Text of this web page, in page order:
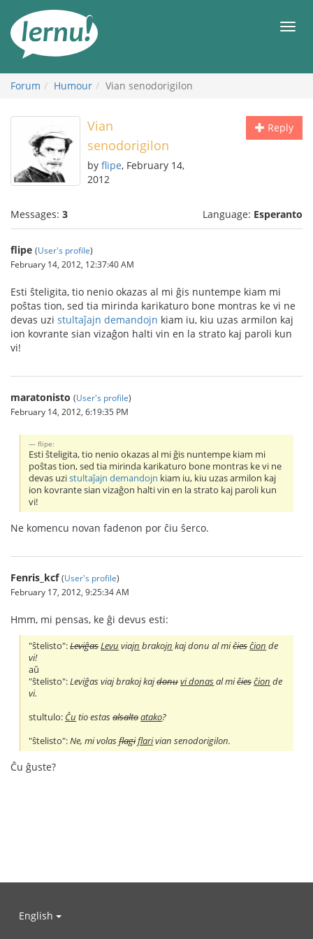
the
content
Forum Humour Vian senodorigilon
Reply
Vian
senodorigilon
by flipe, February 14,
2012
Messages: 3 Language: Esperanto
flipe (User's profile)
February 14, 2012, 12:37:40 AM
Esti ŝteligita, tio nenio okazas al mi ĝis nuntempe kiam mi
poŝtas tion, sed tia mirinda karikaturo bone montras ke vi ne
devas uzi stultaĵajn demandojn kiam iu, kiu uzas armilon kaj
ion kovrante sian vizaĝon halti vin en la strato kaj paroli kun
vi!
maratonisto (User's profile)
February 14, 2012, 6:19:35 PM
flipe:
Esti ŝteligita, tio nenio okazas al mi ĝis nuntempe kiam mi
poŝtas tion, sed tia mirinda karikaturo bone montras ke vi ne
devas uzistultaĵajn demandojn kiam iu, kiu uzas armilon kaj
ion kovrante sian vizaĝon halti vin en la strato kaj paroli kun
vi!
Ne komencu novan fadenon por ĉiu ŝerco.
Fenris_kcf (User's profile)
February 17, 2012, 9:25:34 AM
Hmm, mi pensas, ke ĝi devus esti:
"ŝtelisto":LeviĝasLevu viajn brakojn kaj donu al miĉiesĉion de
vi!
aŭ
"ŝtelisto":Leviĝas viaj brakoj kajdonuvi donasal miĉiesĉion de
vi.
stultulo: Ĉu tio estasalsaltoatako?
"ŝtelisto":Ne, mi volasflagiflarivian senodorigilon.
Ĉu ĝuste?
English